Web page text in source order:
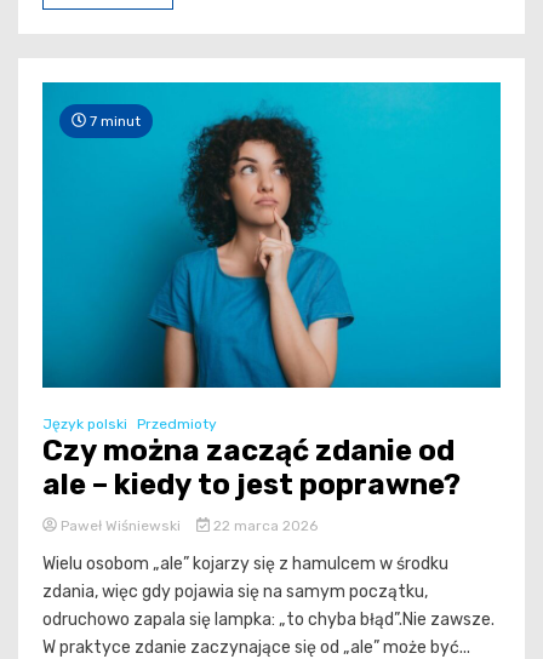
7 minut
Język polski Przedmioty
Czy można zacząć zdanie od
ale – kiedy to jest poprawne?
Paweł Wiśniewski 22 marca 2026
Wielu osobom „ale” kojarzy się z hamulcem w środku
zdania, więc gdy pojawia się na samym początku,
odruchowo zapala się lampka: „to chyba błąd”.Nie zawsze.
W praktyce zdanie zaczynające się od „ale” może być...